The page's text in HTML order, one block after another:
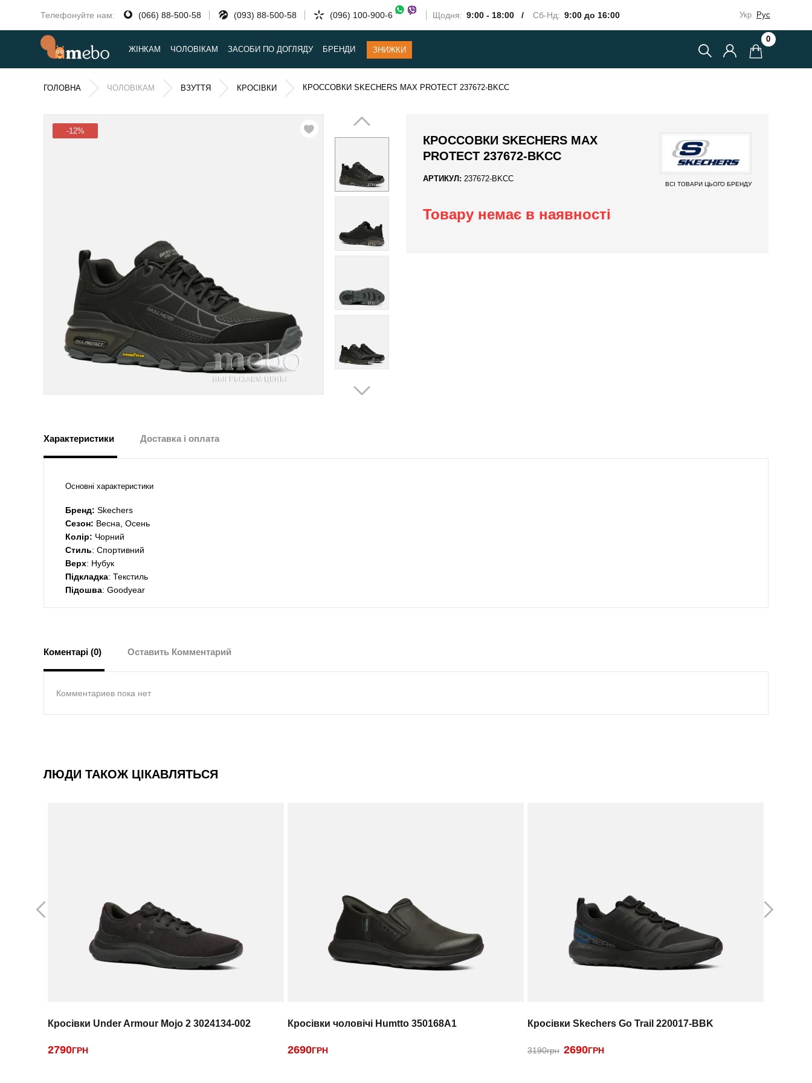
Телефонуйте нам: (066) 88-500-58 (093) 88-500-58 (096) 100-900-6 Щодня: 9:00 - 18:00 / Сб-Нд: 9:00 до 16:00 Укр Рус
ЖІНКАМ ЧОЛОВІКАМ ЗАСОБИ ПО ДОГЛЯДУ БРЕНДИ ЗНИЖКИ
0
ГОЛОВНА ЧОЛОВІКАМ ВЗУТТЯ КРОСІВКИ КРОССОВКИ SKECHERS MAX PROTECT 237672-BKCC
-12%
КРОССОВКИ SKECHERS MAX
PROTECT 237672-BKCC
АРТИКУЛ: 237672-BKCC
ВСІ ТОВАРИ ЦЬОГО БРЕНДУ
Товару немає в наявності
Характеристики Доставка і оплата
Основні характеристики
Бренд: Skechers
Сезон: Весна, Осень
Колір: Чорний
Стиль: Спортивний
Верх: Нубук
Підкладка: Текстиль
Підошва: Goodyear
Коментарі (0) Оставить Комментарий
Комментариев пока нет
ЛЮДИ ТАКОЖ ЦІКАВЛЯТЬСЯ
Кросівки Under Armour Mojo 2 3024134-002
2790ГРН
Кросівки чоловічі Humtto 350168A1
2690ГРН
Кросівки Skechers Go Trail 220017-BBK
3190грн 2690ГРН